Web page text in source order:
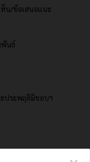
น/ข้อเสนอแนะ
พันธ์
ะประพฤติมิชอบฯ